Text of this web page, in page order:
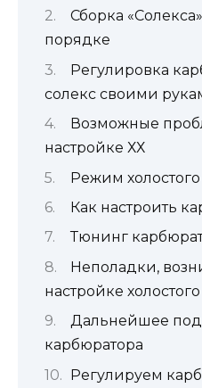
Сборка
порядке
Регулировка
солекс своими
Возможные
настройке ХХ
Режим
Как настроить
Тюнинг
Неполадки,
настройке
Дальнейшее
карбюратора
Регулируем